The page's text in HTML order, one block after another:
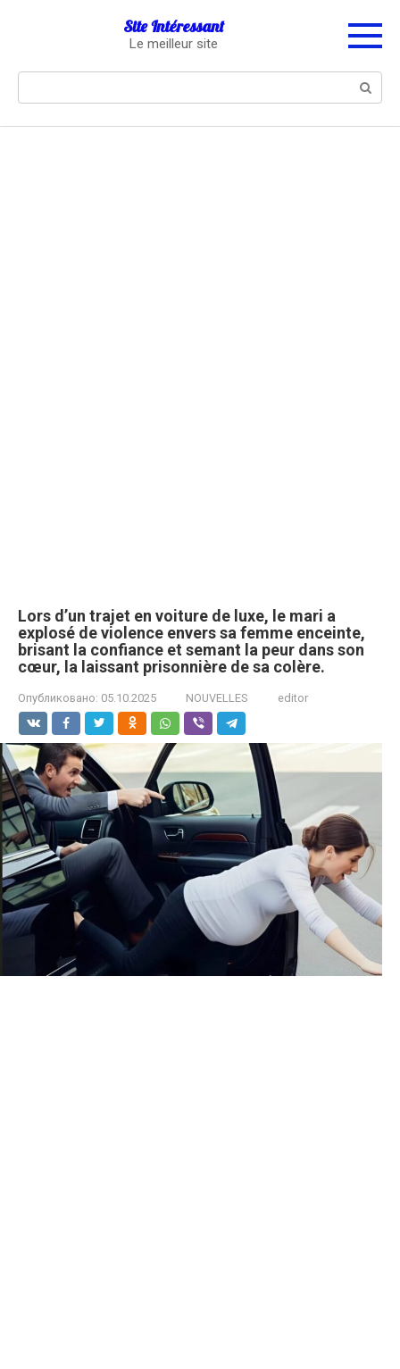
Site Intéressant
Le meilleur site
Lors d’un trajet en voiture de luxe, le mari a
explosé de violence envers sa femme enceinte,
brisant la confiance et semant la peur dans son
cœur, la laissant prisonnière de sa colère.
Опубликовано: 05.10.2025 NOUVELLES editor